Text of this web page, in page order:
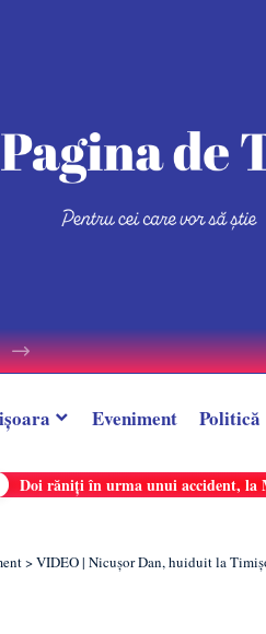
Eveniment Politică
Doi răniți în urma unui accident, la
>VIDEO | Nicușor Dan, huiduit la